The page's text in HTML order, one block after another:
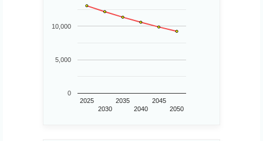
2025
2030
2035
2040
2045
2050
0
5,000
10,000